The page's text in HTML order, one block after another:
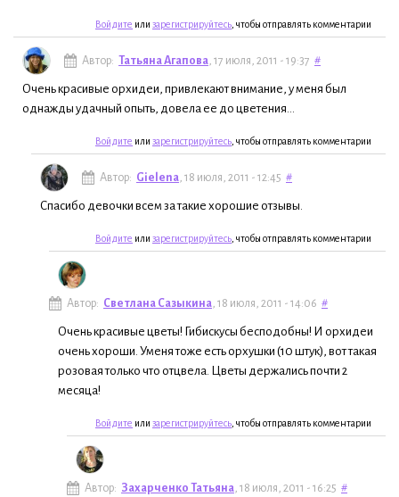
Войдите или зарегистрируйтесь , чтобы отправлять комментарии
Автор: Татьяна Агапова , 17 июля, 2011 - 19:37 #
Очень красивые орхидеи, привлекают внимание, у меня был
однажды удачный опыть, довела ее до цветения...
Войдите или зарегистрируйтесь , чтобы отправлять комментарии
Автор: Gielena , 18 июля, 2011 - 12:45 #
Спасибо девочки всем за такие хорошие отзывы.
Войдите или зарегистрируйтесь , чтобы отправлять комментарии
Автор: Светлана Сазыкина , 18 июля, 2011 - 14:06 #
Очень красивые цветы! Гибискусы бесподобны! И орхидеи
очень хороши. Уменя тоже есть орхушки (10 штук), вот такая
розовая только что отцвела. Цветы держались почти 2
месяца!
Войдите или зарегистрируйтесь , чтобы отправлять комментарии
Автор: Захарченко Татьяна , 18 июля, 2011 - 16:25 #